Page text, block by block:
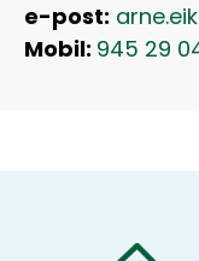
e-post:
Mobil: 945 29